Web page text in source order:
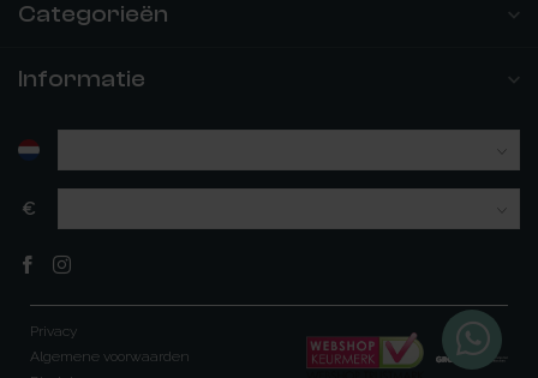
Categorieën
Informatie
€
Privacy
Algemene voorwaarden